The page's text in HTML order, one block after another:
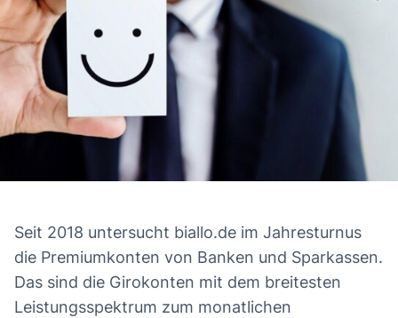
Seit 2018 untersucht biallo.de im Jahresturnus
die Premiumkonten von Banken und Sparkassen.
Das sind die Girokonten mit dem breitesten
Leistungsspektrum zum monatlichen